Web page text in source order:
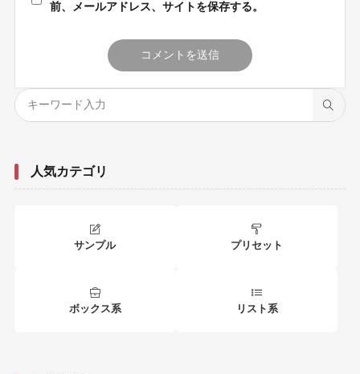
前、メールアドレス、サイトを保存する。
人気カテゴリ
サンプル プリセット
ボックス系 リスト系